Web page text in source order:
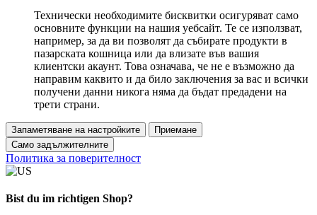
Технически необходимите бисквитки осигуряват само
основните функции на нашия уебсайт. Те се използват,
например, за да ви позволят да събирате продукти в
пазарската кошница или да влизате във вашия
клиентски акаунт. Това означава, че не е възможно да
направим каквито и да било заключения за вас и всички
получени данни никога няма да бъдат предадени на
трети страни.
Запаметяване на настройките
Приемане
Само задължителните
Политика за поверителност
Bist du im richtigen Shop?